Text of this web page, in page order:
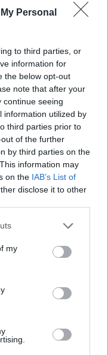
Personal
to third parties, or
information for
the below opt-out
note that after your
continue seeing
information utilized by
third parties prior to
of the further
by third parties on the
information may
on the IAB’s List of
disclose it to other
one or more Google
You may click to
third-party tags to
in below Google
my
reale?
telegram di
tue foto
+39